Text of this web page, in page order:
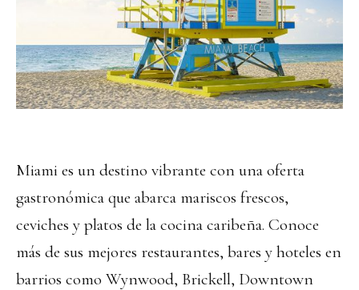
Miami es un destino vibrante con una oferta
gastronómica que abarca mariscos frescos,
ceviches y platos de la cocina caribeña. Conoce
más de sus mejores restaurantes, bares y hoteles en
barrios como Wynwood, Brickell, Downtown